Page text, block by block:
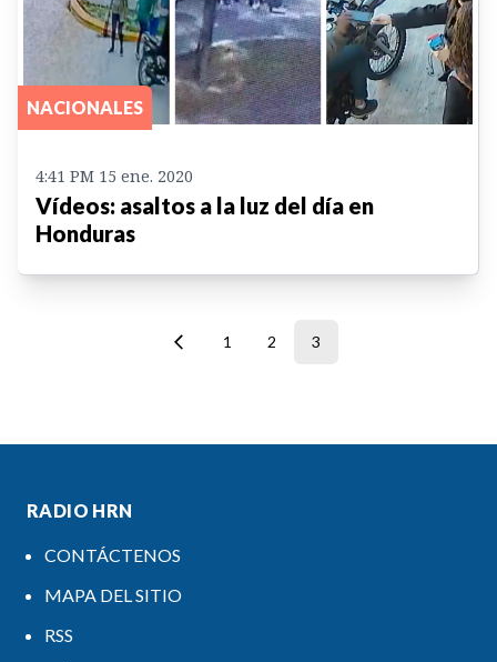
NACIONALES
4:41 PM 15 ene. 2020
Vídeos: asaltos a la luz del día en
Honduras
1 2 3
RADIO HRN
CONTÁCTENOS
MAPA DEL SITIO
RSS